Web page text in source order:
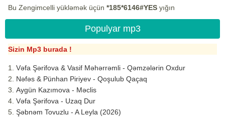
Bu Zengimcelli yükləmək üçün *185*6146#YES yığın
Populyar mp3
Sizin Mp3 burada !
Vəfa Şərifova & Vasif Məhərrəmli - Qəmzələrin Oxdur
Nəfəs & Pünhan Piriyev - Qoşulub Qaçaq
Aygün Kazımova - Məclis
Vəfa Şərifova - Uzaq Dur
Şəbnəm Tovuzlu - A Leyla (2026)